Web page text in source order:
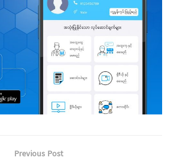
Previous Post